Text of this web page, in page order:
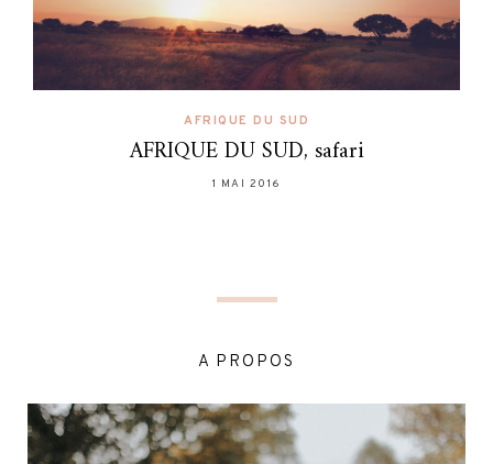
AFRIQUE DU SUD
AFRIQUE DU SUD, safari
1 MAI 2016
A PROPOS